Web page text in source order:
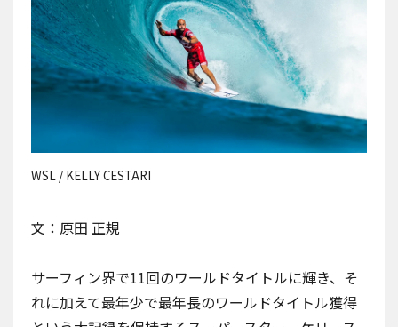
WSL / KELLY CESTARI
文：原田 正規
サーフィン界で11回のワールドタイトルに輝き、そ
れに加えて最年少で最年長のワールドタイトル獲得